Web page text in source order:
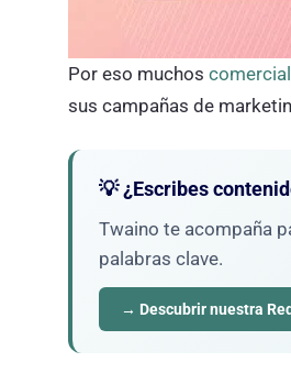
Por eso muchos
sus campañas de
💡 ¿Escribes
Twaino te acompaña
palabras clave.
→ Descubrir nuestra